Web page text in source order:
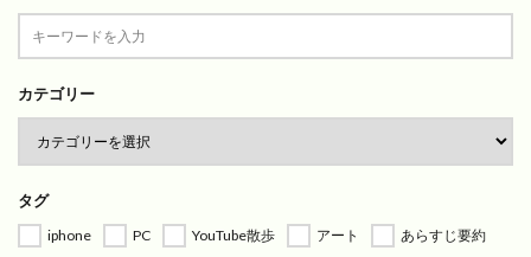
カテゴリー
タグ
iphone PC YouTube散歩 アート
あらすじ要約